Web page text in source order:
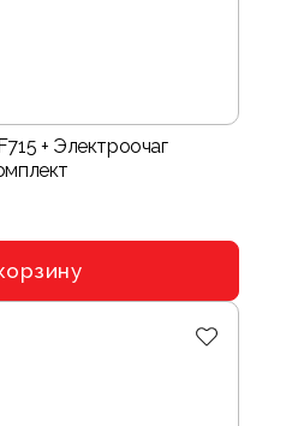
+ Электроочаг